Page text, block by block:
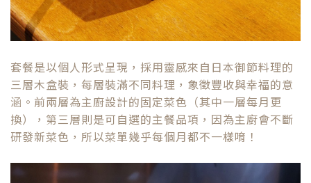
套餐是以個人形式呈現，採用靈感來自日本御節料理的
三層木盒裝，每層裝滿不同料理，象徵豐收與幸福的意
涵。前兩層為主廚設計的固定菜色（其中一層每月更
換），第三層則是可自選的主餐品項，因為主廚會不斷
研發新菜色，所以菜單幾乎每個月都不一樣唷！